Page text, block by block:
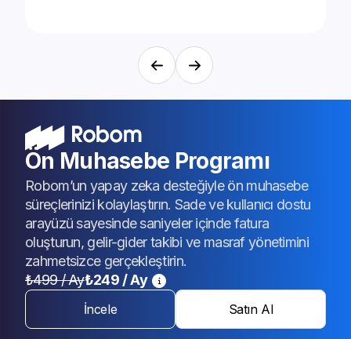
Ön Muhasebe Programı
Robom’un yapay zeka desteğiyle ön muhasebe
süreçlerinizi kolaylaştırın. Sade ve kullanıcı dostu
arayüzü sayesinde saniyeler içinde fatura
oluşturun, gelir-gider takibi ve masraf yönetimini
zahmetsizce gerçekleştirin.
İncele Satın Al
₺499 / Ay₺249 /Ay